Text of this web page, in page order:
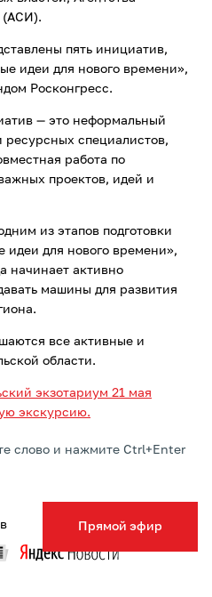
Прямой эфир
(АСИ).
пять инициатив,
идеи для нового времени»,
Росконгресс.
— это неформальный
специалистов,
работа по
проектов, идей и
из этапов подготовки
идеи для нового времени»,
начинает активно
машины для развития
все активные и
области.
экзотариум 21 мая
экскурсию.
слово и нажмите Ctrl+Enter